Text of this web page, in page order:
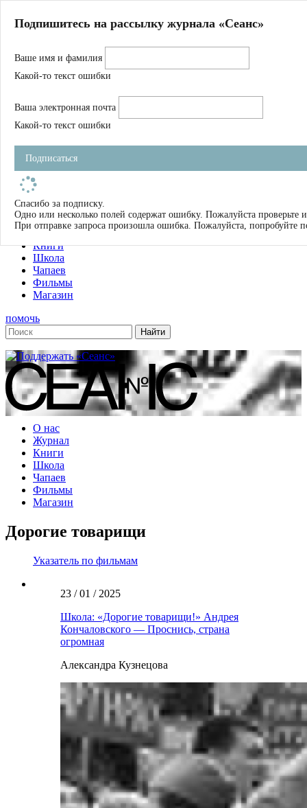
Магазин
Журнал
Школа
Устав
Фильмы
Имена
Тэги
О нас
Журнал
Книги
Школа
Чапаев
Фильмы
Магазин
помочь
О нас
Журнал
Книги
Школа
Чапаев
Фильмы
Магазин
Дорогие товарищи
Указатель по фильмам
23 / 01 / 2025
Школа: «Дорогие товарищи!» Андрея
Кончаловского — Проснись, страна
огромная
Александра Кузнецова
Подпишитесь на рассылку журнала «Сеанс»
Ваше имя и фамилия
Какой-то текст ошибки
Ваша электронная почта
Какой-то текст ошибки
Подписаться
Спасибо за подписку.
Одно или несколько полей содержат ошибку. Пожалуйста проверьте
При отправке запроса произошла ошибка. Пожалуйста, попробуйте